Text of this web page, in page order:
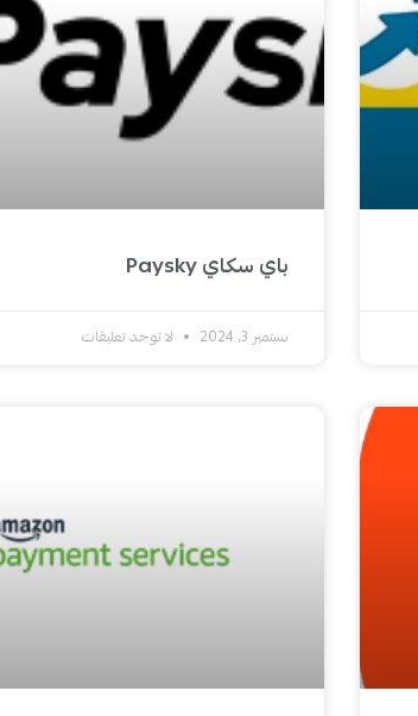
باي سكاي Paysky
سبتمبر 3, 2024 لا توجد تعليقات